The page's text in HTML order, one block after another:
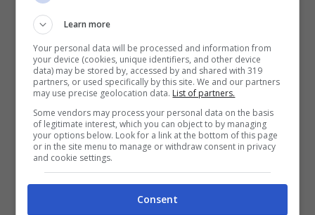
Shaquille Oneal (ANSA)
Learn more
Your personal data will be processed and information from
your device (cookies, unique identifiers, and other device
data) may be stored by, accessed by and shared with 319
partners, or used specifically by this site. We and our partners
may use precise geolocation data. List of partners.
Some vendors may process your personal data on the basis
of legitimate interest, which you can object to by managing
your options below. Look for a link at the bottom of this page
or in the site menu to manage or withdraw consent in privacy
and cookie settings.
Consent